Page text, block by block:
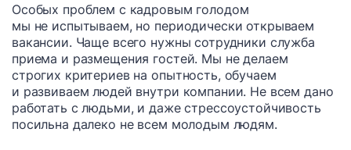
Особых проблем с кадровым голодом
мы не испытываем, но периодически открываем
вакансии. Чаще всего нужны сотрудники служба
приема и размещения гостей. Мы не делаем
строгих критериев на опытность, обучаем
и развиваем людей внутри компании. Не всем дано
работать с людьми, и даже стрессоустойчивость
посильна далеко не всем молодым людям.